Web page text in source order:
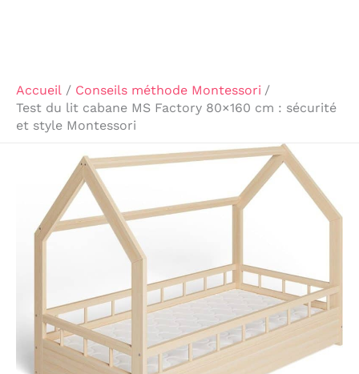
Accueil
Conseils méthode Montessori
Test du lit cabane MS Factory 80×160 cm : sécurité
et style Montessori